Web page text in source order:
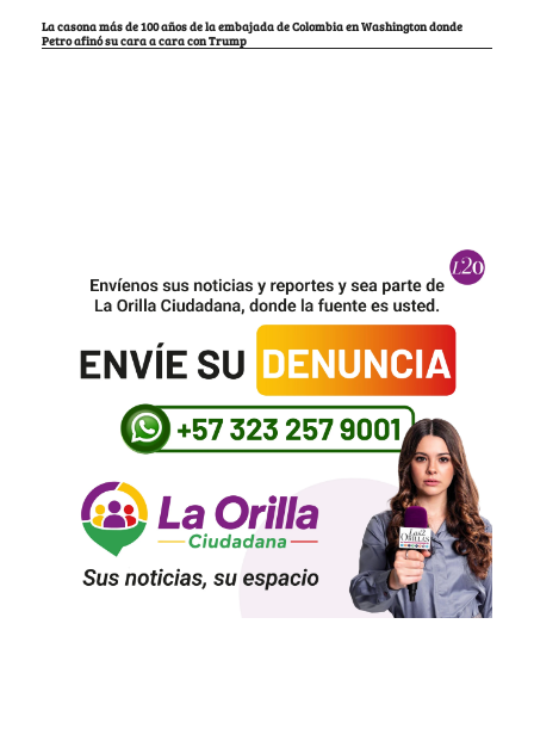
La casona más de 100 años de la embajada de Colombia en Washington donde
Petro afinó su cara a cara con Trump